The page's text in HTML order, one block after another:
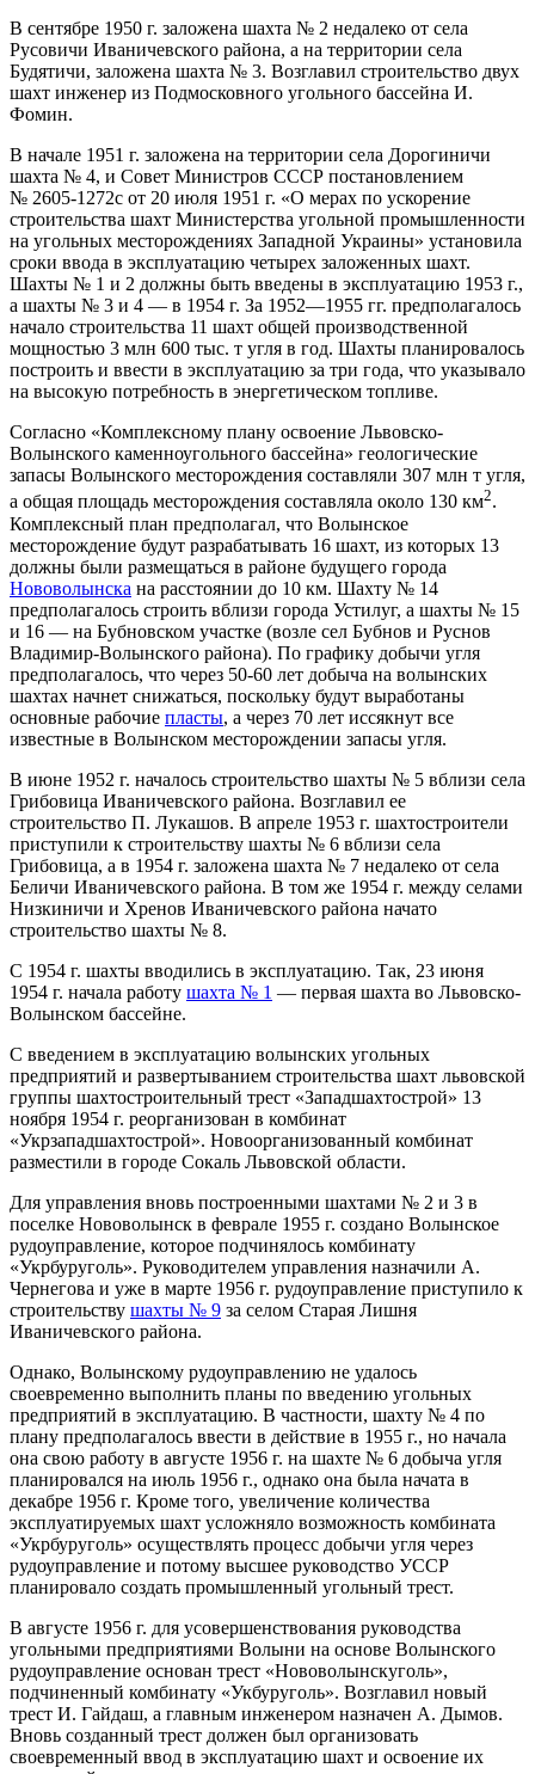
В сентябре 1950 г. заложена шахта № 2 недалеко от села
Русовичи Иваничевского района, а на территории села
Будятичи, заложена шахта № 3. Возглавил строительство двух
шахт инженер из Подмосковного угольного бассейна И.
Фомин.
В начале 1951 г. заложена на территории села Дорогиничи
шахта № 4, и Совет Министров СССР постановлением
№ 2605-1272с от 20 июля 1951 г. «О мерах по ускорение
строительства шахт Министерства угольной промышленности
на угольных месторождениях Западной Украины» установила
сроки ввода в эксплуатацию четырех заложенных шахт.
Шахты № 1 и 2 должны быть введены в эксплуатацию 1953 г.,
а шахты № 3 и 4 — в 1954 г. За 1952—1955 гг. предполагалось
начало строительства 11 шахт общей производственной
мощностью 3 млн 600 тыс. т угля в год. Шахты планировалось
построить и ввести в эксплуатацию за три года, что указывало
на высокую потребность в энергетическом топливе.
Согласно «Комплексному плану освоение Львовско-
Волынского каменноугольного бассейна» геологические
запасы Волынского месторождения составляли 307 млн ​​т угля,
а общая площадь месторождения составляла около 130 км2.
Комплексный план предполагал, что Волынское
месторождение будут разрабатывать 16 шахт, из которых 13
должны были размещаться в районе будущего города
Нововолынска на расстоянии до 10 км. Шахту № 14
предполагалось строить вблизи города Устилуг, а шахты № 15
и 16 — на Бубновском участке (возле сел Бубнов и Руснов
Владимир-Волынского района). По графику добычи угля
предполагалось, что через 50-60 лет добыча на волынских
шахтах начнет снижаться, поскольку будут выработаны
основные рабочие пласты, а через 70 лет иссякнут все
известные в Волынском месторождении запасы угля.
В июне 1952 г. началось строительство шахты № 5 вблизи села
Грибовица Иваничевского района. Возглавил ее
строительство П. Лукашов. В апреле 1953 г. шахтостроители
приступили к строительству шахты № 6 вблизи села
Грибовица, а в 1954 г. заложена шахта № 7 недалеко от села
Беличи Иваничевского района. В том же 1954 г. между селами
Низкиничи и Хренов Иваничевского района начато
строительство шахты № 8.
С 1954 г. шахты вводились в эксплуатацию. Так, 23 июня
1954 г. начала работу шахта № 1 — первая шахта во Львовско-
Волынском бассейне.
С введением в эксплуатацию волынских угольных
предприятий и развертыванием строительства шахт львовской
группы шахтостроительный трест «Западшахтострой» 13
ноября 1954 г. реорганизован в комбинат
«Укрзападшахтострой». Новоорганизованный комбинат
разместили в городе Сокаль Львовской области.
Для управления вновь построенными шахтами № 2 и 3 в
поселке Нововолынск в феврале 1955 г. создано Волынское
рудоуправление, которое подчинялось комбинату
«Укрбуруголь». Руководителем управления назначили А.
Чернегова и уже в марте 1956 г. рудоуправление приступило к
строительству шахты № 9 за селом Старая Лишня
Иваничевского района.
Однако, Волынскому рудоуправлению не удалось
своевременно выполнить планы по введению угольных
предприятий в эксплуатацию. В частности, шахту № 4 по
плану предполагалось ввести в действие в 1955 г., но начала
она свою работу в августе 1956 г. на шахте № 6 добыча угля
планировался на июль 1956 г., однако она была начата в
декабре 1956 г. Кроме того, увеличение количества
эксплуатируемых шахт усложняло возможность комбината
«Укрбуруголь» осуществлять процесс добычи угля через
рудоуправление и потому высшее руководство УССР
планировало создать промышленный угольный трест.
В августе 1956 г. для усовершенствования руководства
угольными предприятиями Волыни на основе Волынского
рудоуправление основан трест «Нововолынскуголь»,
подчиненный комбинату «Укбуруголь». Возглавил новый
трест И. Гайдаш, а главным инженером назначен А. Дымов.
Вновь созданный трест должен был организовать
своевременный ввод в эксплуатацию шахт и освоение их